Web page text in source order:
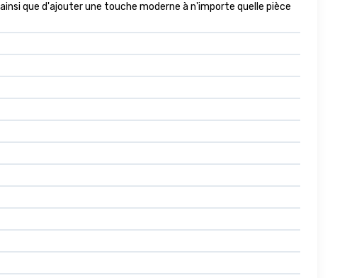
que d'ajouter une touche moderne à n'importe quelle pièce